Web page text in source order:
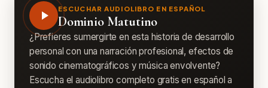
ESCUCHAR AUDIOLIBRO EN ESPAÑOL
Dominio Matutino
¿Prefieres sumergirte en esta historia de desarrollo
personal con una narración profesional, efectos de
sonido cinematográficos y música envolvente?
Escucha el audiolibro completo gratis en español a